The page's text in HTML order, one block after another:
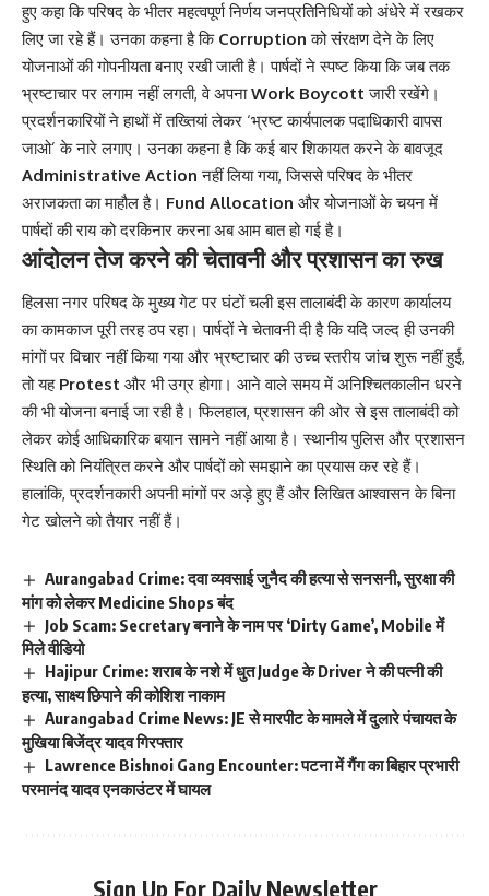
हुए कहा कि परिषद के भीतर महत्वपूर्ण निर्णय जनप्रतिनिधियों को अंधेरे में रखकर
लिए जा रहे हैं। उनका कहना है कि Corruption को संरक्षण देने के लिए
योजनाओं की गोपनीयता बनाए रखी जाती है। पार्षदों ने स्पष्ट किया कि जब तक
भ्रष्टाचार पर लगाम नहीं लगती, वे अपनाWork Boycott जारी रखेंगे।
प्रदर्शनकारियों ने हाथों में तख्तियां लेकर ‘भ्रष्ट कार्यपालक पदाधिकारी वापस
जाओ’ के नारे लगाए। उनका कहना है कि कई बार शिकायत करने के बावजूद
Administrative Action नहीं लिया गया, जिससे परिषद के भीतर
अराजकता का माहौल है। Fund Allocation और योजनाओं के चयन में
पार्षदों की राय को दरकिनार करना अब आम बात हो गई है।
आंदोलन तेज करने की चेतावनी और प्रशासन का रुख
हिलसा नगर परिषद के मुख्य गेट पर घंटों चली इस तालाबंदी के कारण कार्यालय
का कामकाज पूरी तरह ठप रहा। पार्षदों ने चेतावनी दी है कि यदि जल्द ही उनकी
मांगों पर विचार नहीं किया गया और भ्रष्टाचार की उच्च स्तरीय जांच शुरू नहीं हुई,
तो यह Protest और भी उग्र होगा। आने वाले समय में अनिश्चितकालीन धरने
की भी योजना बनाई जा रही है। फिलहाल, प्रशासन की ओर से इस तालाबंदी को
लेकर कोई आधिकारिक बयान सामने नहीं आया है। स्थानीय पुलिस और प्रशासन
स्थिति को नियंत्रित करने और पार्षदों को समझाने का प्रयास कर रहे हैं।
हालांकि, प्रदर्शनकारी अपनी मांगों पर अड़े हुए हैं और लिखित आश्वासन के बिना
गेट खोलने को तैयार नहीं हैं।
Aurangabad Crime: दवा व्यवसाई जुनैद की हत्या से सनसनी, सुरक्षा की
मांग को लेकर Medicine Shops बंद
Job Scam: Secretary बनाने के नाम पर ‘Dirty Game’, Mobile में
मिले वीडियो
Hajipur Crime: शराब के नशे में धुत Judge के Driver ने की पत्नी की
हत्या, साक्ष्य छिपाने की कोशिश नाकाम
Aurangabad Crime News: JE से मारपीट के मामले में दुलारे पंचायत के
मुखिया बिजेंद्र यादव गिरफ्तार
Lawrence Bishnoi Gang Encounter: पटना में गैंग का बिहार प्रभारी
परमानंद यादव एनकाउंटर में घायल
Sign Up For Daily Newsletter